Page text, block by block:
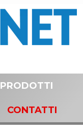
PRODOTTI
CONTATTI